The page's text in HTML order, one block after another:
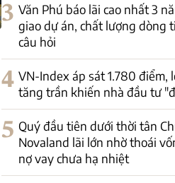
3 Văn Phú báo lãi cao nhất 3
giao dự án, chất lượng dòng
câu hỏi
4 VN-Index áp sát 1.780 điểm,
tăng trần khiến nhà đầu tư
5 Quý đầu tiên dưới thời tân
Novaland lãi lớn nhờ thoái
nợ vay chưa hạ nhiệt